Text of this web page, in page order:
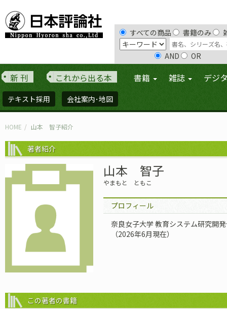
すべての商品 書籍のみ
AND OR
新 刊 これから出る本 書籍 雑誌 デジ
テキスト採用 会社案内･地図
HOME 山本 智子紹介
著者紹介
山本 智子
やまもと ともこ
プロフィール
奈良女子大学 教育システム研究開
（2026年6月現在）
この著者の書籍